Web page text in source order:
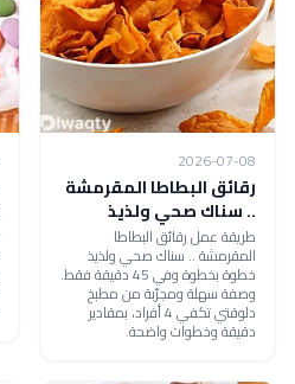
2026-07-08
رقائق البطاطا المقرمشة
.. سناك صحي ولذيذ
طريقة عمل رقائق البطاطا
المقرمشة .. سناك صحي ولذيذ
خطوة بخطوة وفي 45 دقيقة فقط.
وصفة سهلة ومجرّبة من مطبخ
دلوقتي تكفي 4 أفراد، بمقادير
دقيقة وخطوات واضحة.